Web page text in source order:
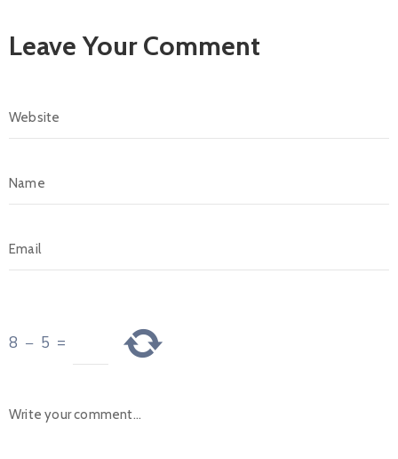
Leave Your Comment
8 − 5 =